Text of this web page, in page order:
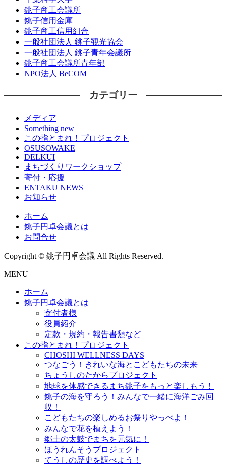
銚子商工会議所
銚子信用金庫
銚子商工信用組合
一般社団法人 銚子観光協会
一般社団法人 銚子青年会議所
銚子商工会議所青年部
NPO法人 BeCOM
カテゴリー
メディア
Something new
この指とまれ！プロジェクト
OSUSOWAKE
DELKUI
まちづくりワークショップ
寄付・応援
ENTAKU NEWS
お知らせ
ホーム
銚子円卓会議とは
お問合せ
Copyright © 銚子円卓会議 All Rights Reserved.
MENU
ホーム
銚子円卓会議とは
寄付者様
役員紹介
定款・規約・報告書類など
この指とまれ！プロジェクト
CHOSHI WELLNESS DAYS
つなごう！きれいな海とこどもたちの未来
ちょうしのたからプロジェクト
地球を体感できるまち銚子をもっと楽しもう！
銚子の海を守ろう！みんなで一緒に海洋ごみ回
収！
こどもたちの楽しめるお祭りやっぺよ！
みんなで花を植えよう！
郷土の太鼓でまちを元気に！
ほうれんそうプロジェクト
てうしの歴史を調べよう！